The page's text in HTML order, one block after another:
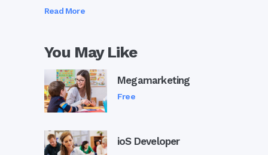
Read More
You May Like
Megamarketing
Free
ioS Developer